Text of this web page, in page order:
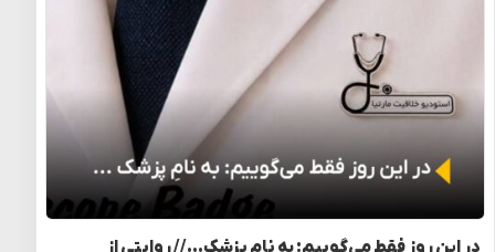
در این روز فقط می‌گوییم: به نامِ پزشک… // روایتی از